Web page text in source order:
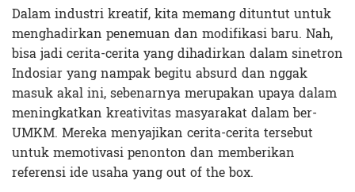
Dalam industri kreatif, kita memang dituntut untuk
menghadirkan penemuan dan modifikasi baru. Nah,
bisa jadi cerita-cerita yang dihadirkan dalam sinetron
Indosiar yang nampak begitu absurd dan nggak
masuk akal ini, sebenarnya merupakan upaya dalam
meningkatkan kreativitas masyarakat dalam ber-
UMKM. Mereka menyajikan cerita-cerita tersebut
untuk memotivasi penonton dan memberikan
referensi ide usaha yang out of the box.